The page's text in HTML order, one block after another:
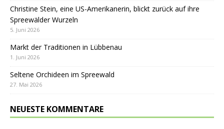
Christine Stein, eine US-Amerikanerin, blickt zurück auf ihre
Spreewälder Wurzeln
5. Juni 2026
Markt der Traditionen in Lübbenau
1. Juni 2026
Seltene Orchideen im Spreewald
27. Mai 2026
NEUESTE KOMMENTARE